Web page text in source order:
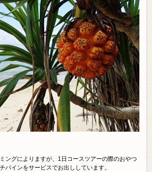
ングによりますが、1日コースツアーの際のおやつ
パインをサービスでお出ししています。